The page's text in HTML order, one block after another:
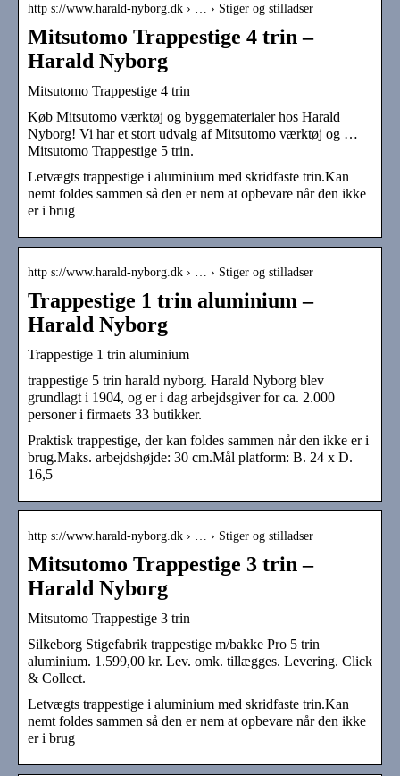
http s://www.harald-nyborg.dk › … › Stiger og stilladser
Mitsutomo Trappestige 4 trin –
Harald Nyborg
Mitsutomo Trappestige 4 trin
Køb Mitsutomo værktøj og byggematerialer hos Harald
Nyborg! Vi har et stort udvalg af Mitsutomo værktøj og …
Mitsutomo Trappestige 5 trin.
Letvægts trappestige i aluminium med skridfaste trin.Kan
nemt foldes sammen så den er nem at opbevare når den ikke
er i brug
http s://www.harald-nyborg.dk › … › Stiger og stilladser
Trappestige 1 trin aluminium –
Harald Nyborg
Trappestige 1 trin aluminium
trappestige 5 trin harald nyborg. Harald Nyborg blev
grundlagt i 1904, og er i dag arbejdsgiver for ca. 2.000
personer i firmaets 33 butikker.
Praktisk trappestige, der kan foldes sammen når den ikke er i
brug.Maks. arbejdshøjde: 30 cm.Mål platform: B. 24 x D.
16,5
http s://www.harald-nyborg.dk › … › Stiger og stilladser
Mitsutomo Trappestige 3 trin –
Harald Nyborg
Mitsutomo Trappestige 3 trin
Silkeborg Stigefabrik trappestige m/bakke Pro 5 trin
aluminium. 1.599,00 kr. Lev. omk. tillægges. Levering. Click
& Collect.
Letvægts trappestige i aluminium med skridfaste trin.Kan
nemt foldes sammen så den er nem at opbevare når den ikke
er i brug